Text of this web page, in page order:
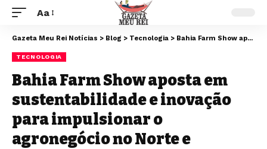
Aa
Gazeta Meu Rei Notícias > Blog > Tecnologia > Bahia Farm Show aposta em sustentabilidade e inovação para impulsionar o agronegócio no Norte e Nordeste
TECNOLOGIA
Bahia Farm Show aposta em
sustentabilidade e inovação
para impulsionar o
agronegócio no Norte e